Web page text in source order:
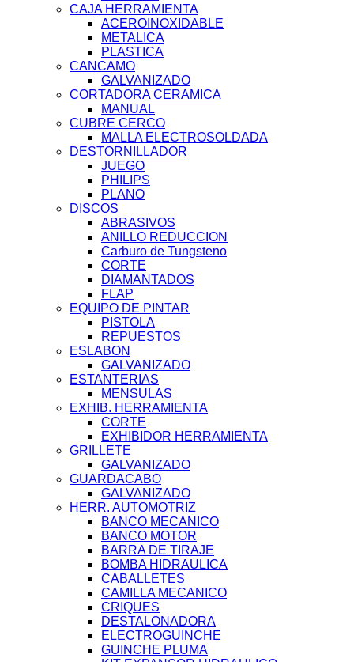
CAJA HERRAMIENTA
ACEROINOXIDABLE
METALICA
PLASTICA
CANCAMO
GALVANIZADO
CORTADORA CERAMICA
MANUAL
CUBRE CERCO
MALLA ELECTROSOLDADA
DESTORNILLADOR
JUEGO
PHILIPS
PLANO
DISCOS
ABRASIVOS
ANILLO REDUCCION
Carburo de Tungsteno
CORTE
DIAMANTADOS
FLAP
EQUIPO DE PINTAR
PISTOLA
REPUESTOS
ESLABON
GALVANIZADO
ESTANTERIAS
MENSULAS
EXHIB. HERRAMIENTA
CORTE
EXHIBIDOR HERRAMIENTA
GRILLETE
GALVANIZADO
GUARDACABO
GALVANIZADO
HERR. AUTOMOTRIZ
BANCO MECANICO
BANCO MOTOR
BARRA DE TIRAJE
BOMBA HIDRAULICA
CABALLETES
CAMILLA MECANICO
CRIQUES
DESTALONADORA
ELECTROGUINCHE
GUINCHE PLUMA